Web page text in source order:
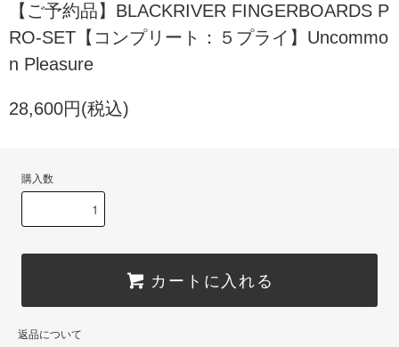
【ご予約品】BLACKRIVER FINGERBOARDS P
RO-SET【コンプリート：５プライ】Uncommo
n Pleasure
28,600円(税込)
購入数
カートに入れる
返品について